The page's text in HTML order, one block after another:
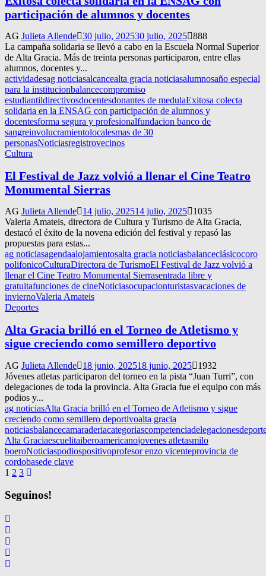
participación de alumnos y docentes
AG Julieta Allende 30 julio, 202530 julio, 2025 888
La campaña solidaria se llevó a cabo en la Escuela Normal Superior
de Alta Gracia. Más de treinta personas participaron, entre ellas
alumnos, docentes y...
actividadesag noticiasalcancealta gracia noticiasalumnosaño especial
para la institucionbalancecompromiso
estudiantildirectivosdocentesdonantes de medulaExitosa colecta
solidaria en la ENSAG con participación de alumnos y
docentesforma segura y profesionalfundacion banco de
sangreinvolucramientolocalesmas de 30
personasNoticiasregistrovecinos
Cultura
El Festival de Jazz volvió a llenar el Cine Teatro
Monumental Sierras
AG Julieta Allende 14 julio, 202514 julio, 2025
1035
Valeria Amateis, directora de Cultura y Turismo de Alta Gracia,
destacó el éxito de la novena edición del festival y repasó las
propuestas para estas...
ag noticiasagendaalojamientosalta gracia noticiasbalanceclásicocoro
polifonicoCulturaDirectora de TurismoEl Festival de Jazz volvió a
llenar el Cine Teatro Monumental Sierrasentrada libre y
gratuitafunciones de cineNoticiasocupacionturistasvacaciones de
inviernoValeria Amateis
Deportes
Alta Gracia brilló en el Torneo de Atletismo y
sigue creciendo como semillero deportivo
AG Julieta Allende 18 junio, 202518 junio, 2025
1932
Jóvenes atletas participaron del torneo en la pista “Juan Turri”, con
delegaciones de toda la provincia. Alta Gracia fue el equipo con más
podios y...
ag noticiasAlta Gracia brilló en el Torneo de Atletismo y sigue
creciendo como semillero deportivoalta gracia
noticiasbalancecamaraderiacategoriascompetenciadelegaciones
Alta Graciaescuelitaiberoamericanojovenes atletasmilo
boeroNoticiaspodiospositivoprofesor enzo vicenteprovincia de
cordobasede clave
Navegación
de
entradas
1 2 3
Seguinos!